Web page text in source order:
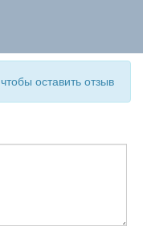
, чтобы оставить отзыв